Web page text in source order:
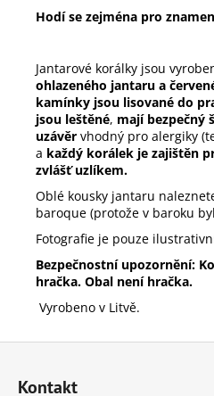
Hodí se zejména pro
Jantarové korálky jsou
ohlazeného jantaru a
kamínky jsou lisované do
jsou leštěné, mají bezpečný
uzávěr vhodný pro alergiky
a každý korálek je zajištěn
zvlášť uzlíkem.
Oblé kousky jantaru
baroque (protože v baroku
Fotografie je pouze
Bezpečnostní upozornění:
hračka. Obal není hračka.
Vyrobeno v Litvě.
Kontakt